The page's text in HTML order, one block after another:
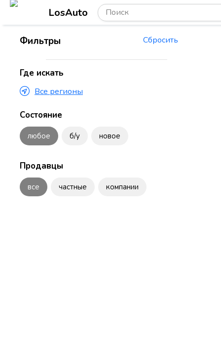
LosAuto
Фильтры Сбросить
Где искать
Все регионы
Состояние
любое б/у новое
Продавцы
все частные компании